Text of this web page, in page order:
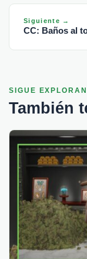
Siguiente →
CC: Baños al
SIGUE
También